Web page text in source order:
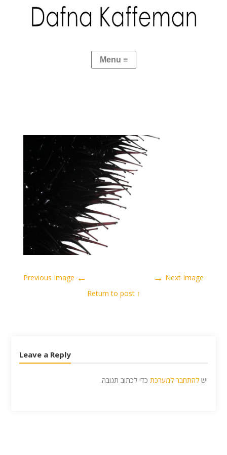
← Next Image
→
↑ Return to post
Leave a Reply
יש להתחבר למערכתכדי לכתוב תגובה.